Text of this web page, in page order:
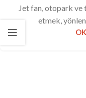
Jet fan, otopark ve
etmek,